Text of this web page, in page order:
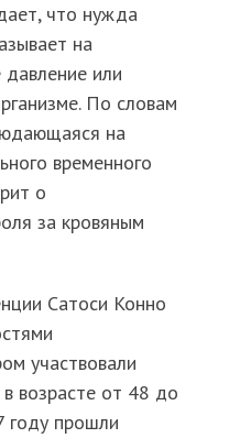
что нужда
на
или
По словам
на
временного
о
за кровяным
Сатоси Конно
участвовали
возрасте от 48 до
году прошли